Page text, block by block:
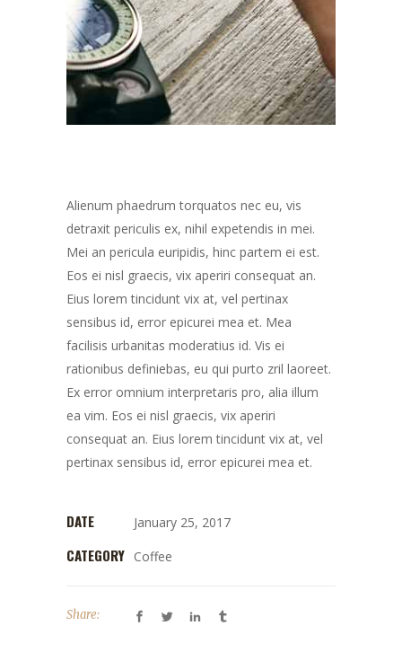
Alienum phaedrum torquatos nec eu, vis
detraxit periculis ex, nihil expetendis in mei.
Mei an pericula euripidis, hinc partem ei est.
Eos ei nisl graecis, vix aperiri consequat an.
Eius lorem tincidunt vix at, vel pertinax
sensibus id, error epicurei mea et. Mea
facilisis urbanitas moderatius id. Vis ei
rationibus definiebas, eu qui purto zril laoreet.
Ex error omnium interpretaris pro, alia illum
ea vim. Eos ei nisl graecis, vix aperiri
consequat an. Eius lorem tincidunt vix at, vel
pertinax sensibus id, error epicurei mea et.
DATE January 25, 2017
CATEGORY Coffee
Share: